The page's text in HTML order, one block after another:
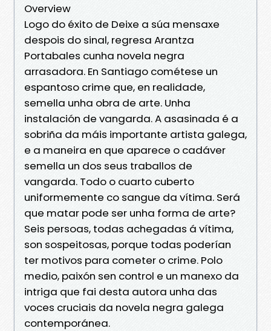
Overview
Logo do éxito de Deixe a súa mensaxe
despois do sinal, regresa Arantza
Portabales cunha novela negra
arrasadora. En Santiago cométese un
espantoso crime que, en realidade,
semella unha obra de arte. Unha
instalación de vangarda. A asasinada é a
sobriña da máis importante artista galega,
e a maneira en que aparece o cadáver
semella un dos seus traballos de
vangarda. Todo o cuarto cuberto
uniformemente co sangue da vítima. Será
que matar pode ser unha forma de arte?
Seis persoas, todas achegadas á vítima,
son sospeitosas, porque todas poderían
ter motivos para cometer o crime. Polo
medio, paixón sen control e un manexo da
intriga que fai desta autora unha das
voces cruciais da novela negra galega
contemporánea.